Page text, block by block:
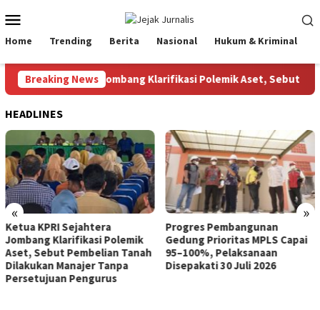
ke
kontenMobile
Home Trending Berita Nasional Hukum & Kriminal
Breaking News
KPRI Sejahtera Jombang Klarifikasi Polemik Aset, Sebut
HEADLINES
« »
Ketua KPRI Sejahtera
Jombang Klarifikasi Polemik
Aset, Sebut Pembelian Tanah
Dilakukan Manajer Tanpa
Persetujuan Pengurus
Progres Pembangunan
Gedung Prioritas MPLS Capai
95–100%, Pelaksanaan
Disepakati 30 Juli 2026